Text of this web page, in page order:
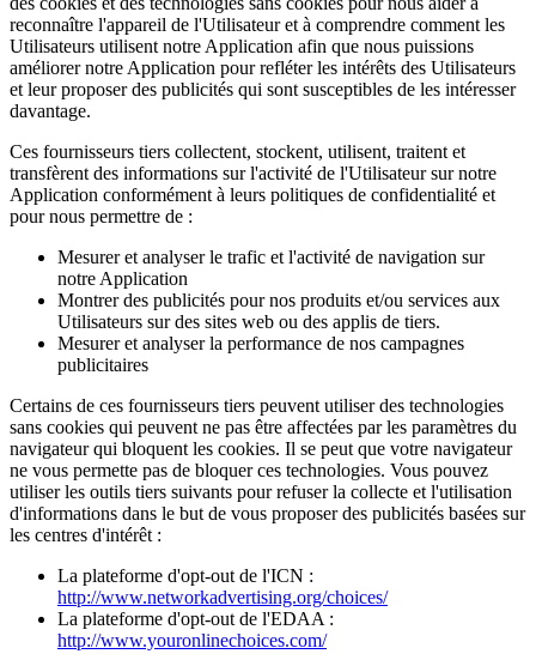
reconnaître l'appareil de l'Utilisateur et à comprendre comment les
Utilisateurs utilisent notre Application afin que nous puissions
améliorer notre Application pour refléter les intérêts des Utilisateurs
et leur proposer des publicités qui sont susceptibles de les intéresser
davantage.
Ces fournisseurs tiers collectent, stockent, utilisent, traitent et
transfèrent des informations sur l'activité de l'Utilisateur sur notre
Application conformément à leurs politiques de confidentialité et
pour nous permettre de :
Mesurer et analyser le trafic et l'activité de navigation sur
notre Application
Montrer des publicités pour nos produits et/ou services aux
Utilisateurs sur des sites web ou des applis de tiers.
Mesurer et analyser la performance de nos campagnes
publicitaires
Certains de ces fournisseurs tiers peuvent utiliser des technologies
sans cookies qui peuvent ne pas être affectées par les paramètres du
navigateur qui bloquent les cookies. Il se peut que votre navigateur
ne vous permette pas de bloquer ces technologies. Vous pouvez
utiliser les outils tiers suivants pour refuser la collecte et l'utilisation
d'informations dans le but de vous proposer des publicités basées sur
les centres d'intérêt :
La plateforme d'opt-out de l'ICN :
http://www.networkadvertising.org/choices/
La plateforme d'opt-out de l'EDAA :
http://www.youronlinechoices.com/